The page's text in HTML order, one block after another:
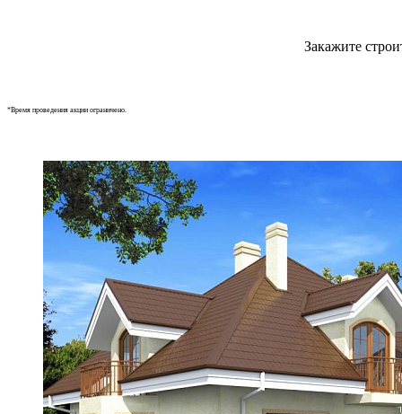
Закажите
*Время проведения акции ограничено.